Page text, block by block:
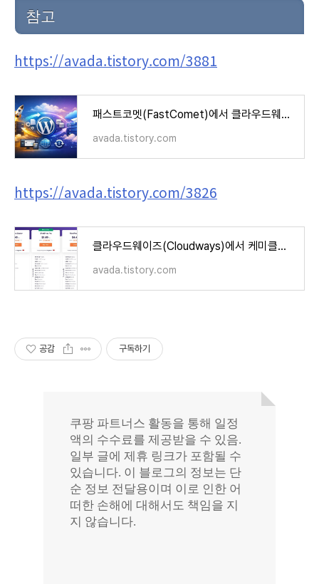
참고
https://avada.tistory.com/3881
패스트코멧(FastComet)에서 클라우드웨이즈로 워드프레스로 이전 작업
avada.tistory.com
https://avada.tistory.com/3826
클라우드웨이즈(Cloudways)에서 케미클라우드(ChemiCloud)로 워드프레스 이전 작업
avada.tistory.com
공감 구독하기